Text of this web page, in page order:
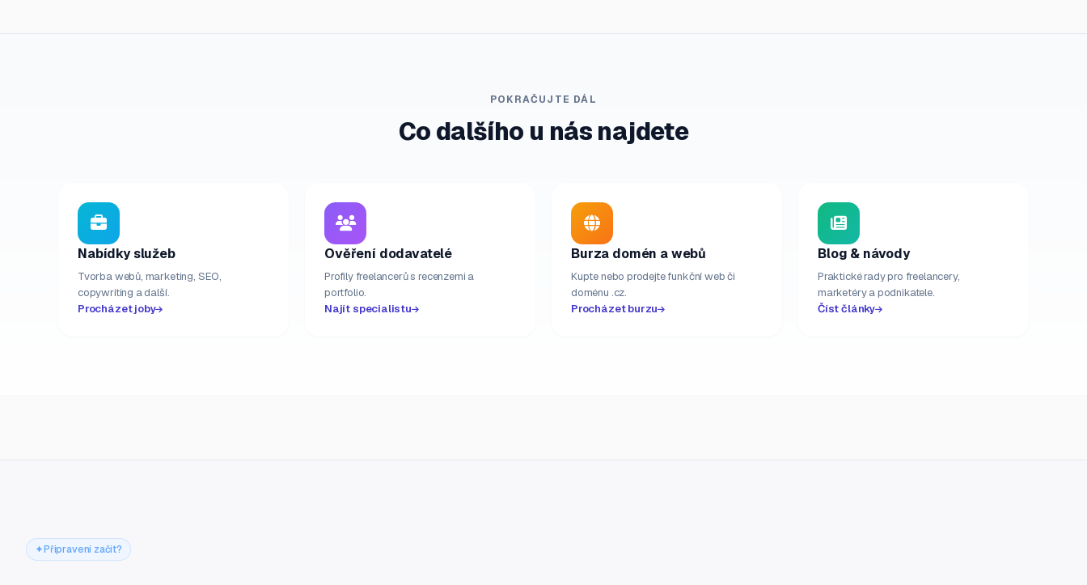
POKRAČUJTE DÁL
Co dalšího u nás najdete
Nabídky služeb
Tvorba webů, marketing, SEO,
copywriting a další.
Procházet joby
Ověření dodavatelé
Profily freelancerů s recenzemi a
portfolio.
Najít specialistu
Burza domén a webů
Kupte nebo prodejte funkční web či
doménu .cz.
Procházet burzu
Blog & návody
Praktické rady pro freelancery,
marketéry a podnikatele.
Číst články
Připraveni začít?